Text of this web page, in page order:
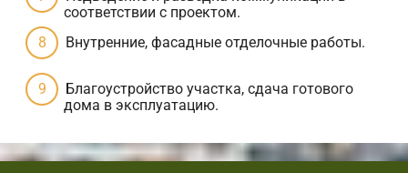
соответствии с проектом.
Внутренние, фасадные отделочные работы.
Благоустройство участка, сдача готового
дома в эксплуатацию.